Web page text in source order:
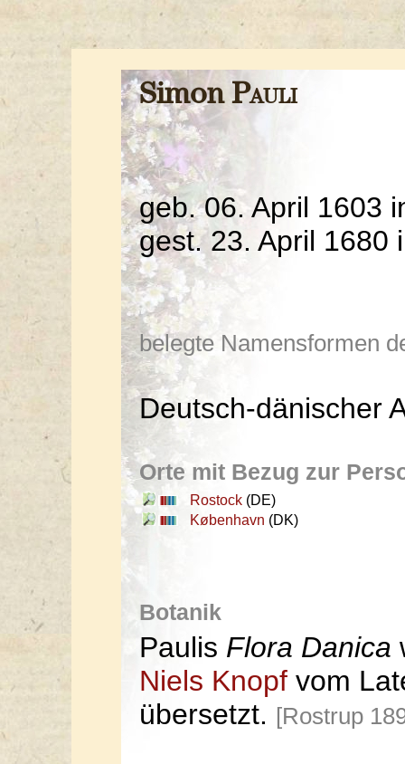
Simon Pauli
geb. 06. April 1603
gest. 23. April 1680
belegte Namensformen
Deutsch-dänischer
Orte mit Bezug zur
Rostock (DE)
København (DK)
Botanik
Paulis Flora Danica
Niels Knopf vom
übersetzt. [Rostrup